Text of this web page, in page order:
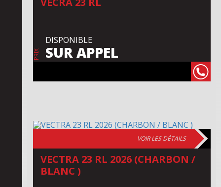
PRIX
DISPONIBLE
SUR APPEL
VOIR LES DÉTAILS
VECTRA 23 RL 2026 (CHARBON /
BLANC )